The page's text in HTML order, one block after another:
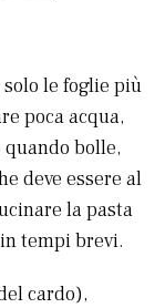
le foglie più
poca acqua,
bolle,
deve essere al
la pasta
tempi brevi.
cardo),